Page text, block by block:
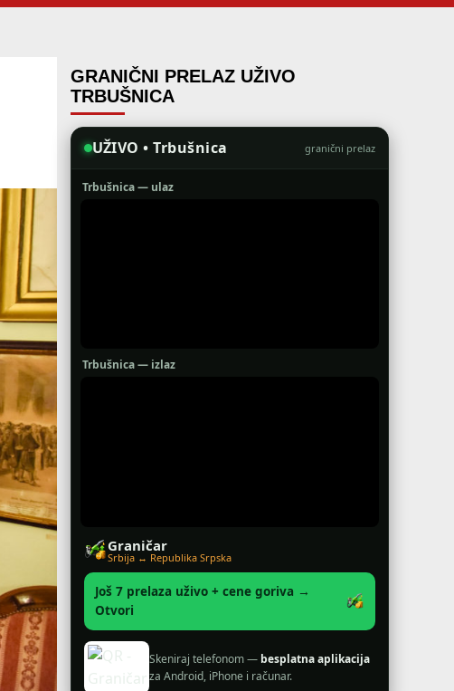
GRANIČNI PRELAZ UŽIVO
TRBUŠNICA
UŽIVO • Trbušnica granični prelaz
Trbušnica — ulaz
Trbušnica — izlaz
Graničar
Srbija ↔ Republika Srpska
Još 7 prelaza uživo + cene goriva →
Otvori
Skeniraj telefonom — besplatna aplikacija
za Android, iPhone i računar.